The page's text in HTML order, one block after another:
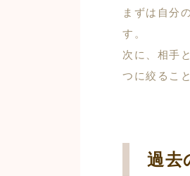
まずは自分
す。
次に、相手
つに絞るこ
過去